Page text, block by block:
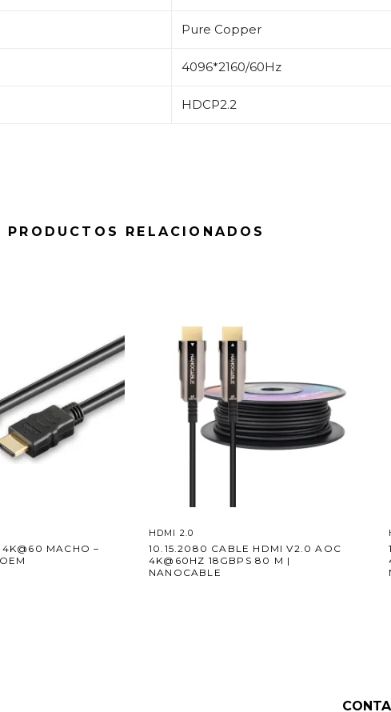
Pure Copper
4096*2160/60Hz
HDCP2.2
PRODUCTOS RELACIONADOS
MACHO –
HDMI 2.0
10.15.2080 CABLE HDMI V2.0 AOC
4K@60HZ 18GBPS 80 M |
NANOCABLE